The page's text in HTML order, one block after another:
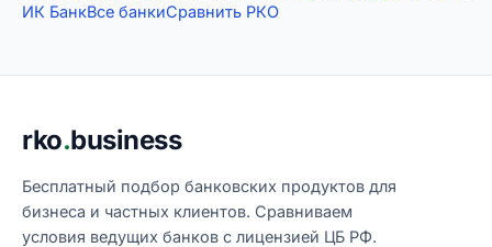
ИК БанкВсе банкиСравнить РКО
Подвал сайта
rko.business
Бесплатный подбор банковских продуктов для
бизнеса и частных клиентов. Сравниваем
условия ведущих банков с лицензией ЦБ РФ.